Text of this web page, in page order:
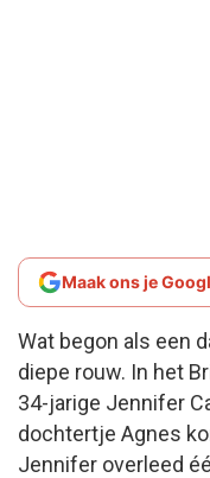
Maak ons je
Wat begon als een
diepe rouw. In het
34-jarige Jennifer
dochtertje Agnes
Jennifer overleed